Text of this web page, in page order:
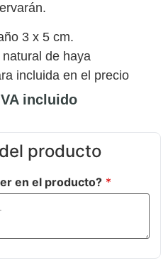
3 x 5 cm.
natural de haya
incluida en el precio
incluido
producto
en el producto? *